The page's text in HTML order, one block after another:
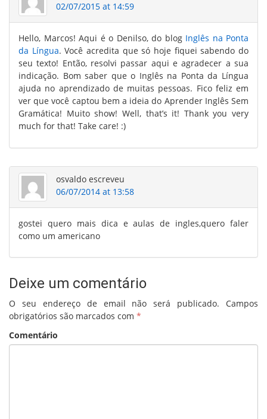
02/07/2015 at 14:59
Hello, Marcos! Aqui é o Denilso, do blog Inglês na Ponta
da Língua. Você acredita que só hoje fiquei sabendo do
seu texto! Então, resolvi passar aqui e agradecer a sua
indicação. Bom saber que o Inglês na Ponta da Língua
ajuda no aprendizado de muitas pessoas. Fico feliz em
ver que você captou bem a ideia do Aprender Inglês Sem
Gramática! Muito show! Well, that’s it! Thank you very
much for that! Take care! :)
osvaldo escreveu
06/07/2014 at 13:58
gostei quero mais dica e aulas de ingles,quero faler
como um americano
Deixe um comentário
O seu endereço de email não será publicado. Campos
obrigatórios são marcados com *
Comentário